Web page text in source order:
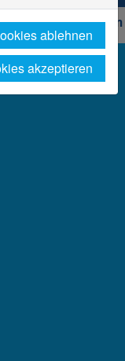
um das Studium
ablehnen
akzeptieren